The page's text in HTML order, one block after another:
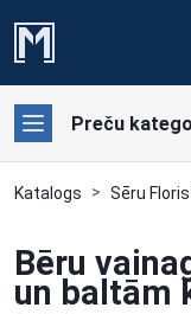
Preču
Katalogs Sēru
Bēru
un baltām